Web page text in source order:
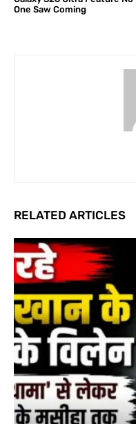
One Saw Coming
RELATED ARTICLES